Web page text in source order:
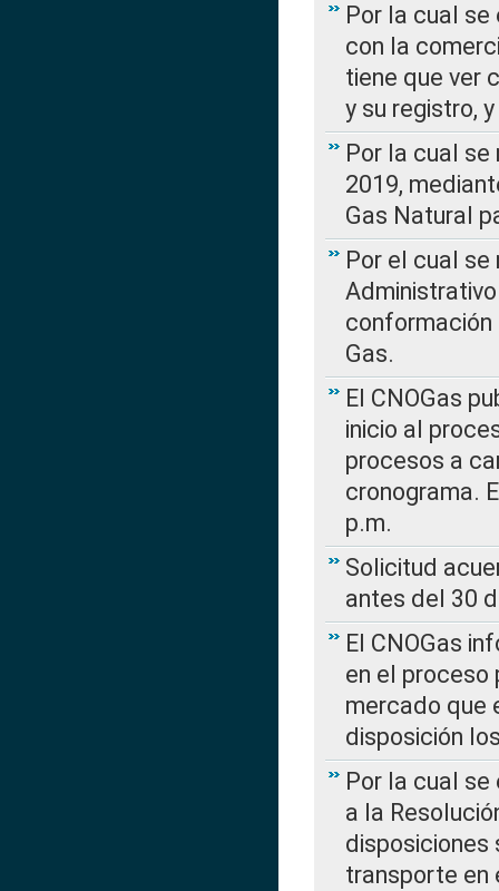
Por la cual
con la
tiene que ver
y su registro,
Por la cual
2019,
Gas Natural
Por el cual
conformación
Gas.
El CNOGas
inicio al
procesos a
cronograma.
p.m.
Solicitud
antes del 30
El CNOGas
en el
mercado que
disposición
Por la cual se
a la
disposiciones
transporte en